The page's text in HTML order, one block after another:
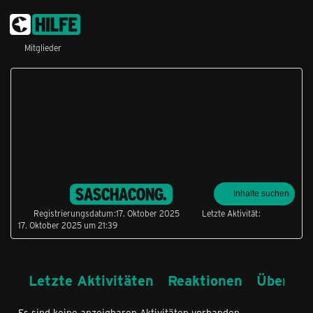
Mitglieder
SASCHACONG. Inhalte suchen
Registrierungsdatum 17. Oktober 2025
Letzte Aktivität
17. Oktober 2025 um 21:39
Letzte Aktivitäten Reaktionen Über